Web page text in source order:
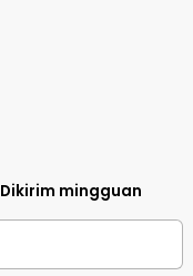
Dikirim mingguan